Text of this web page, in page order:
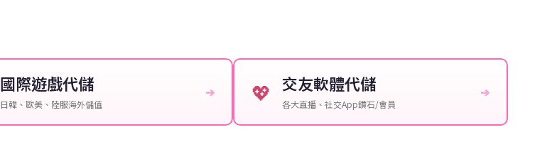
國際遊戲代儲
日韓、歐美、陸服海外儲值
➔ 💖 交友軟體代儲
各大直播、社交App鑽石/會員
➔